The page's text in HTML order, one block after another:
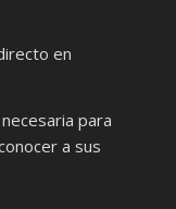
en
para
a sus